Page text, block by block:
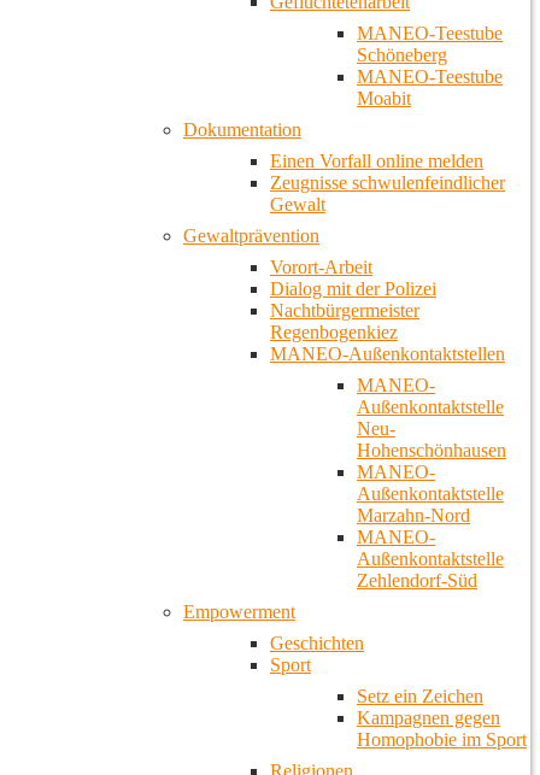
MANEO-Teestube
Schöneberg
MANEO-Teestube
Moabit
Dokumentation
Einen Vorfall online melden
Zeugnisse schwulenfeindlicher
Gewalt
Gewaltprävention
Vorort-Arbeit
Dialog mit der Polizei
Nachtbürgermeister
Regenbogenkiez
MANEO-Außenkontaktstellen
MANEO-
Außenkontaktstelle
Neu-
Hohenschönhausen
MANEO-
Außenkontaktstelle
Marzahn-Nord
MANEO-
Außenkontaktstelle
Zehlendorf-Süd
Empowerment
Geschichten
Sport
Setz ein Zeichen
Kampagnen gegen
Homophobie im Sport
Religionen